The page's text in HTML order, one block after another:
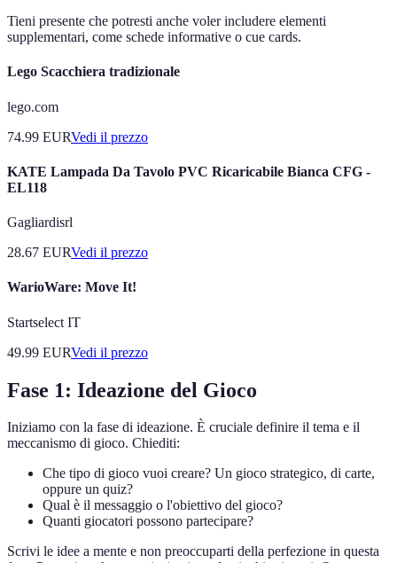
Tieni presente che potresti anche voler includere elementi
supplementari, come schede informative o cue cards.
Lego Scacchiera tradizionale
lego.com
74.99 EURVedi il prezzo
KATE Lampada Da Tavolo PVC Ricaricabile Bianca CFG -
EL118
Gagliardisrl
28.67 EURVedi il prezzo
WarioWare: Move It!
Startselect IT
49.99 EURVedi il prezzo
Fase 1: Ideazione del Gioco
Iniziamo con la fase di ideazione. È cruciale definire il tema e il
meccanismo di gioco. Chiediti:
Che tipo di gioco vuoi creare? Un gioco strategico, di carte,
oppure un quiz?
Qual è il messaggio o l'obiettivo del gioco?
Quanti giocatori possono partecipare?
Scrivi le idee a mente e non preoccuparti della perfezione in questa